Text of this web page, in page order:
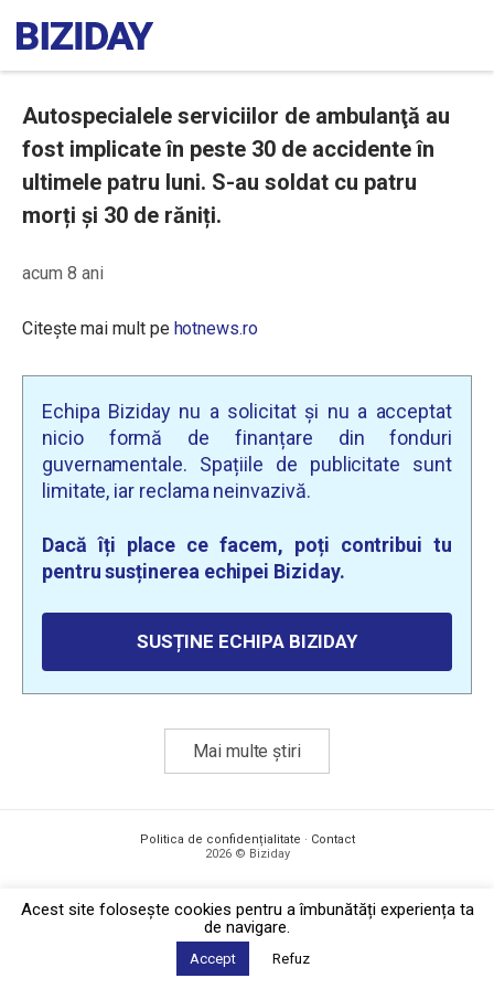
Autospecialele serviciilor de ambulanţă au
fost implicate în peste 30 de accidente în
ultimele patru luni. S-au soldat cu patru
morți și 30 de răniți.
acum 8 ani
Citește mai mult pe hotnews.ro
Echipa Biziday nu a solicitat și nu a acceptat
nicio formă de finanțare din fonduri
guvernamentale. Spațiile de publicitate sunt
limitate, iar reclama neinvazivă.
Dacă îți place ce facem, poți contribui tu
pentru susținerea echipei Biziday.
SUSȚINE ECHIPA BIZIDAY
Mai multe știri
Politica de confidențialitate · Contact
2026 © Biziday
Acest site foloseşte cookies pentru a îmbunătăți experiența ta
de navigare.
Accept Refuz